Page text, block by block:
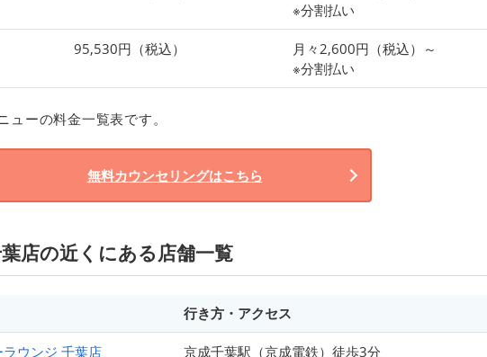
※分割払い
95,530円（税込）
月々2,600円（税込）～
※分割払い
ーの料金一覧表です。
無料カウンセリングはこちら
店の近くにある店舗一覧
行き方・アクセス
ウンジ 千葉店 京成千葉駅（京成電鉄）徒歩3分